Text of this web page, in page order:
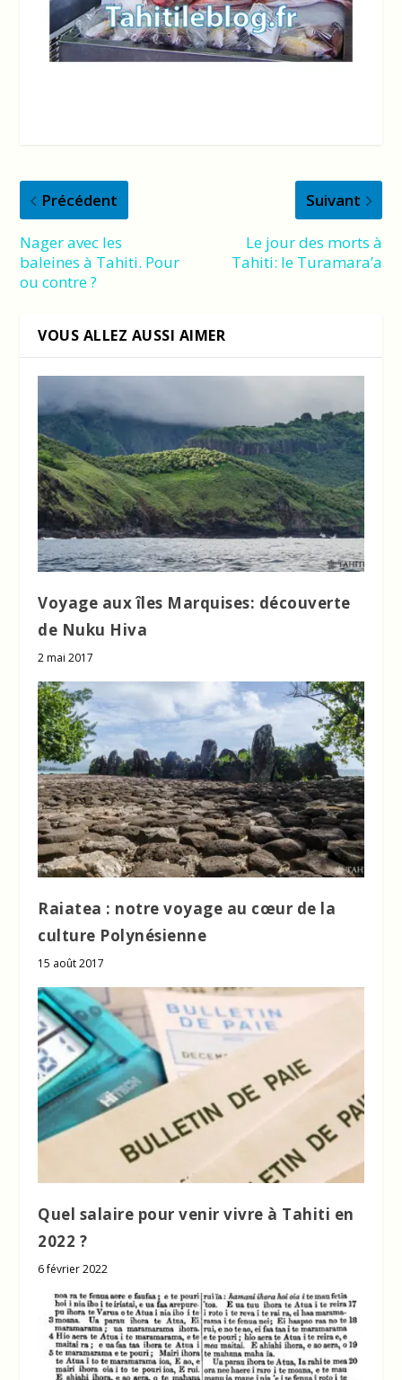
Précédent
Nager avec les
baleines à Tahiti. Pour
ou contre ?
Suivant
Le jour des morts à
Tahiti: le Turamara’a
VOUS ALLEZ AUSSI AIMER
Voyage aux îles Marquises: découverte
de Nuku Hiva
2 mai 2017
Raiatea : notre voyage au cœur de la
culture Polynésienne
15 août 2017
Quel salaire pour venir vivre à Tahiti en
2022 ?
6 février 2022